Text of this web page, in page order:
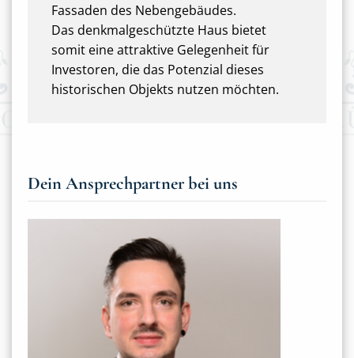
Fassaden des Nebengebäudes.
Das denkmalgeschützte Haus bietet
somit eine attraktive Gelegenheit für
Investoren, die das Potenzial dieses
historischen Objekts nutzen möchten.
Dein Ansprechpartner bei uns